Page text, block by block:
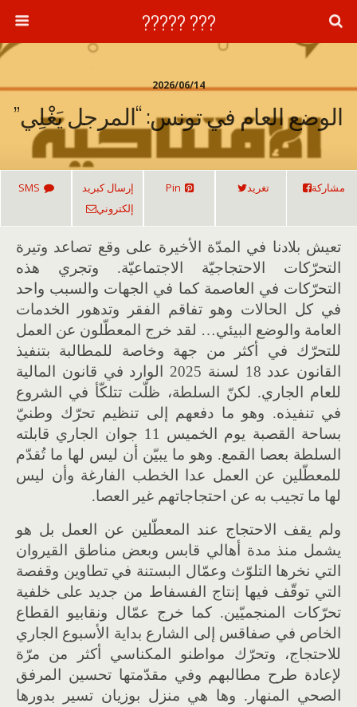
??? ?????
2026/06/14
الوضع العام في تونس: “المرجل يَغْلِي”
مشاركة تغريد Pin
إرسال كبريد
إلكتروني
SMS
تعيش بلادنا في المدّة الأخيرة على وقع تصاعد وتيرة
التحرّكات الاحتجاجيّة الاجتماعيّة. وتجري هذه
التحرّكات في العاصمة كما في الجهات والسبب واحد
في كل الحالات وهو تفاقم الفقر وتدهور الخدمات
العامة والوضع البيئي… لقد خرج المعطّلون عن العمل
للتحرّك في أكثر من جهة وخاصة للمطالبة بتنفيذ
القانون عدد 18 لسنة 2025 الوارد في قانون المالية
للعام الجاري. لكنّ السلطة، ظلّت تتلكّأ في الشروع
في تنفيذه. وهو ما دفعهم إلى تنظيم تحرّك وطنيّ
بساحة القصبة يوم الخميس 11 جوان الجاري قابلته
السلطة بعصا القمع. وهو ما يبيّن أن ليس لها ما تُقدّم
للمعطّلين عن العمل عدا الخطب الفارغة وأن ليس
لها ما تجيب به عن احتجاجاتهم غير العصا.
ولم يقف الاحتجاج عند المعطّلين عن العمل بل هو
يشمل منذ مدة أهالي قابس وبعض مناطق القيروان
التي نخرها التلوّث وعمّال البستنة في تطاوين وقفصة
التي توقّف فيها إنتاج الفسفاط من جديد على خلفية
تحرّكات المنجميّين. كما خرج عمّال ونقابيو القطاع
الخاص في صفاقس إلى الشارع بداية الأسبوع الجاري
للاحتجاج، وتحرّك مواطنو المكناسي أكثر من مرّة
لإعادة طرح مطالبهم وفي مقدّمتها تحسين المرفق
الصحي المنهار. وها هي منزل بوزيان تسير بدورها